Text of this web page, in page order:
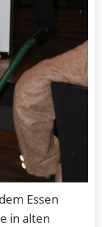
Essen
in alten